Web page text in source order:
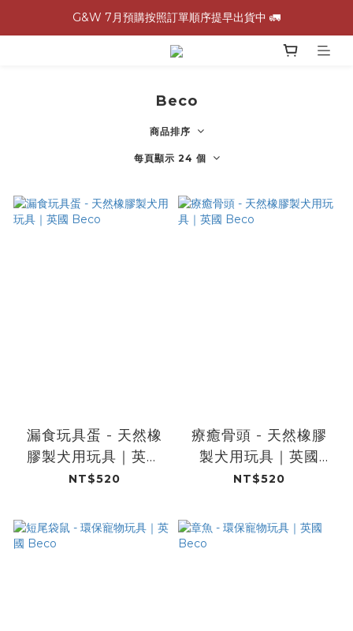
G&W 7月預購按照訂單順序提早出貨中 🚛
G&W 7月預購按照訂單順序提早出貨中 🚛
\ 加入會員領$60購物金，生日再領$100！/
G&W 7月預購按照訂單順序提早出貨中 🚛
Beco
商品排序
每頁顯示 24 個
漏食玩具蛋 - 天然橡
膠製犬用玩具｜英國
Beco
NT$520
療癒骨頭 - 天然橡膠​​
製​​犬用玩具​｜英國
Beco
NT$520